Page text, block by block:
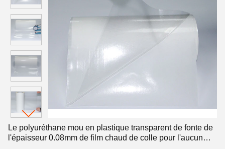
Le polyuréthane mou en plastique transparent de fonte de
l'épaisseur 0.08mm de film chaud de colle pour l'aucun